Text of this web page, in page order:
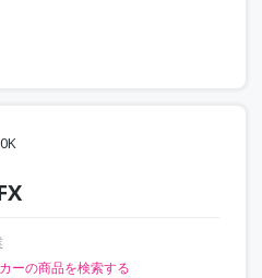
ーの商品を検索する